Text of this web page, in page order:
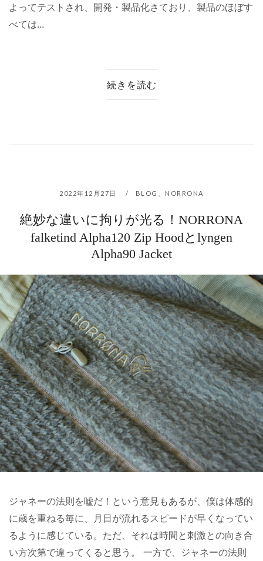
よってテストされ、開発・製品化さており、製品のほぼす
べては...
続きを読む
2022年12月27日 BLOG NORRONA
絶妙な違いに拘りが光る！NORRONA
falketind Alpha120 Zip Hoodとlyngen
Alpha90 Jacket
ジャネーの法則を嘘だ！という意見もあるが、僕は体感的
に歳を重ねる毎に、月日が流れるスピードが早くなってい
るように感じている。ただ、それは時間と刺激との向き合
い方次第で違ってくると思う。 一方で、ジャネーの法則